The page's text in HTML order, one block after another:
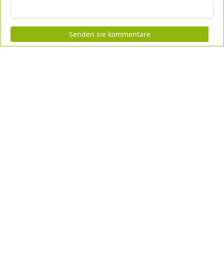
Senden sie kommentare